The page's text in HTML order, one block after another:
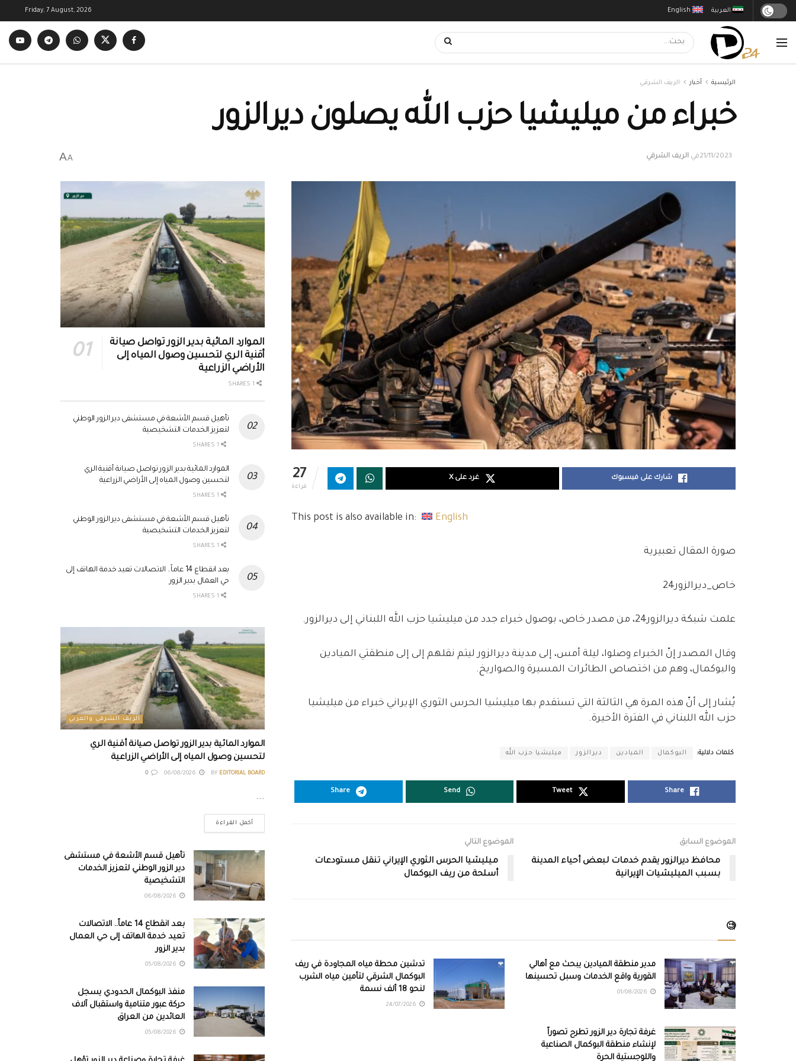
English العربية Friday, 7 August, 2026
الرئيسية أخبار الريف الشرقي
خبراء من ميليشيا حزب الله يصلون ديرالزور
21/11/2023في الريف الشرقي A
A
27
قراءة
شارك على فيسبوك غرد على X
This post is also available in: English
صورة المقال تعبيرية
خاص_ديرالزور24
علمت شبكة ديرالزور24، من مصدر خاص، بوصول خبراء جدد من ميليشيا حزب الله اللبناني إلى ديرالزور.
وقال المصدر إنّ الخبراء وصلوا، ليلة أمس، إلى مدينة ديرالزور ليتم نقلهم إلى إلى منطقتي الميادين
والبوكمال، وهم من اختصاص الطائرات المسيرة والصواريخ.
يُشار إلى أنّ هذه المرة هي الثالثة التي تستقدم بها ميليشيا الحرس الثوري الإيراني خبراء من ميليشيا
حزب الله اللبناني في الفترة الأخيرة.
كلمات دلالية: البوكمال الميادين ديرالزور ميليشيا حزب الله
Share
Tweet
Send
Share
الموضوع السابق
محافظ ديرالزور يقدم خدمات لبعض أحياء المدينة
بسبب الميليشيات الإيرانية
الموضوع التالي
ميليشيا الحرس الثوري الإيراني تنقل مستودعات
أسلحة من ريف البوكمال
🧐
مدير منطقة الميادين يبحث مع أهالي
القورية واقع الخدمات وسبل تحسينها
تدشين محطة مياه المجاودة في ريف
البوكمال الشرقي لتأمين مياه الشرب
لنحو 18 ألف نسمة
غرفة تجارة دير الزور تطرح تصوراً
لإنشاء منطقة البوكمال الصناعية
واللوجستية الحرة
الموارد المائية بدير الزور تواصل صيانة
أقنية الري لتحسين وصول المياه إلى
الأراضي الزراعية
تأهيل قسم الأشعة في مستشفى دير الزور الوطني
لتعزيز الخدمات التشخيصية
الموارد المائية بدير الزور تواصل صيانة أقنية الري
لتحسين وصول المياه إلى الأراضي الزراعية
تأهيل قسم الأشعة في مستشفى دير الزور الوطني
لتعزيز الخدمات التشخيصية
بعد انقطاع 14 عاماً.. الاتصالات تعيد خدمة الهاتف إلى
حي العمال بدير الزور
الريف الشرقي والغربي
الموارد المائية بدير الزور تواصل صيانة أقنية الري
لتحسين وصول المياه إلى الأراضي الزراعية
BY EDITORIAL BOARD
0
...
أكمل القراءة
تأهيل قسم الأشعة في مستشفى
دير الزور الوطني لتعزيز الخدمات
التشخيصية
بعد انقطاع 14 عاماً.. الاتصالات
تعيد خدمة الهاتف إلى حي العمال
بدير الزور
منفذ البوكمال الحدودي يسجل
حركة عبور متنامية واستقبال آلاف
العائدين من العراق